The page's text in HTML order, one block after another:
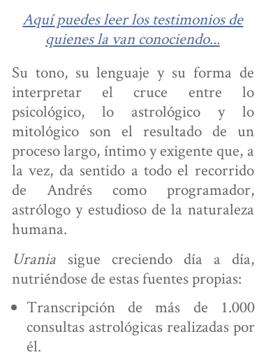
ÁREA
PERSONAL
NOSOTROS
Aquí puedes leer los testimonios de
quienes la van conociendo...
Su tono, su lenguaje y su forma de
interpretar el cruce entre lo
psicológico, lo astrológico y lo
mitológico son el resultado de un
proceso largo, íntimo y exigente que, a
la vez, da sentido a todo el recorrido
de Andrés como programador,
astrólogo y estudioso de la naturaleza
humana.
Urania sigue creciendo día a día,
nutriéndose de estas fuentes propias:
Transcripción de más de 1.000
consultas astrológicas realizadas por
él.